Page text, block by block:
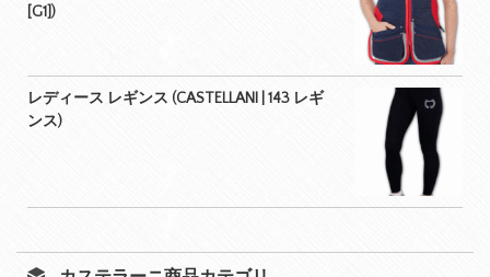
[G1])
レディース レギンス (CASTELLANI | 143 レギ
ンス)